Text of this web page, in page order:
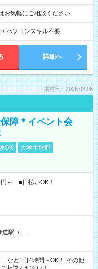
気軽にご相談ください
/ パソコンスキル不要
詳細へ
掲載日：2026.08.06
障＊イベント会
OK
大学生歓迎
～ ■日払いOK！
道駅 / …
1日4時間～OK！ その他